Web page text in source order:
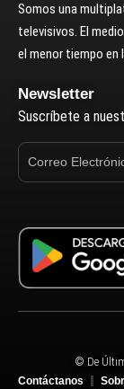
Somos una
televisivos. El
el menor tiempo en
Newsletter
Suscríbete a
© De
Contáctanos